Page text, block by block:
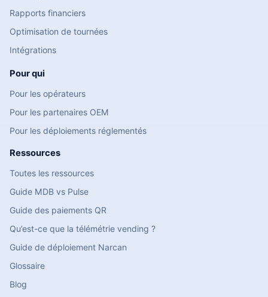
Rapports financiers
Optimisation de tournées
Intégrations
Pour qui
Pour les opérateurs
Pour les partenaires OEM
Pour les déploiements réglementés
Ressources
Toutes les ressources
Guide MDB vs Pulse
Guide des paiements QR
Qu’est-ce que la télémétrie vending ?
Guide de déploiement Narcan
Glossaire
Blog